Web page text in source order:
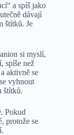
a spíš jako
dávají
štítků. Je
si myslí,
spíše než
aktivně se
vyhnout
štítků.
Pokud
protože se